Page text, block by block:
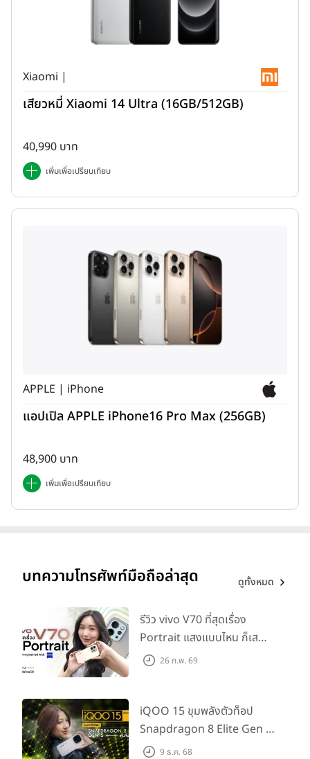
กล้องถ่ายภาพ (Camera)
กล้องหลัง
กล้องหน้า
บทสรุป (Wrap Up)
ราคาและการวางจำหน่าย (Price & Availability)
การออกแบบ (Design)
Xiaomi |
เสียวหมี่ Xiaomi 14 Ultra (16GB/512GB)
40,990 บาท
เพิ่มเพื่อเปรียบเทียบ
APPLE | iPhone
แอปเปิล APPLE iPhone16 Pro Max (256GB)
48,900 บาท
เพิ่มเพื่อเปรียบเทียบ
บทความโทรศัพท์มือถือล่าสุด ดูทั้งหมด
รีวิว vivo V70 ที่สุดเรื่อง
Portrait แสงแบบไหน ก็เส
กช็อตให้สวยได้!
26 ก.พ. 69
iQOO 15 ขุมพลังตัวท็อป
Snapdragon 8 Elite Gen 5
เล่นลื่นทุกเกม!
9 ธ.ค. 68